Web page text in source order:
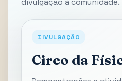
divulgação à comunidade.
DIVULGAÇÃO
Circo da